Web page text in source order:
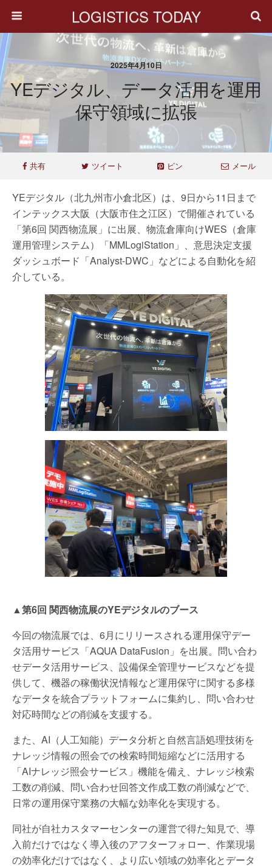
LOGISTICS TODAY
2025年4月10日
YEデジタル、データ活用を運用
保守領域に拡張
共有 ツイート ピン メール
YEデジタル（北九州市小倉北区）は、9日から11日まで
インテックス大阪（大阪市住之江区）で開催されている
「第6回 関西物流展」に出展、物流倉庫向けWES（倉庫
運用管理システム）「MMLogiStation」、意思決定支援
ダッシュボード「Analyst-DWC」などによる自動化を紹
介している。
▲第6回 関西物流展のYEデジタルのブース
今回の物流展では、6月にリリースされる運用保守デー
タ活用サービス「AQUA DataFusion」を出展。問い合わ
せデータ活用サービス、設備保全管理サービスなどを提
供して、機器の稼働状況情報など運用保守に関する多様
なデータを統合プラットフォームに集約し、問い合わせ
対応時間などの削減を支援する。
また、AI（人工知能）データ分析と自然言語処理技術を
ナレッジ情報の照会での検索時間短縮などに活用する
「AIナレッジ照会サービス」機能を備え、ナレッジ検索
工数の削減、問い合わせ回答文作成工数の削減などで、
日常の運用保守業務の大幅な効率化を実現する。
同社が自社カスタマーセンターの運営で得た知見で、導
入前だけではなく導入後のアフターフォロー、作業現場
の効率化だけではなく、より広い領域の効率化とデータ